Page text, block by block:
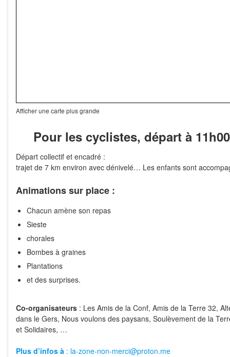
Afficher une carte plus grande
Pour les cyclistes, départ à
Départ collectif et encadré :
trajet de 7 km environ avec dénivelé… Les enfants sont
Animations sur place :
Chacun amène son repas
Sieste
chorales
Bombes à graines
Plantations
et des surprises.
Co-organisateurs : Les Amis de la Conf, Amis de la Terre 32,
dans le Gers, Nous voulons des paysans, Soulèvement de la
et Solidaires, …
Plus d’infos à : la-zone-non-merci@proton.me